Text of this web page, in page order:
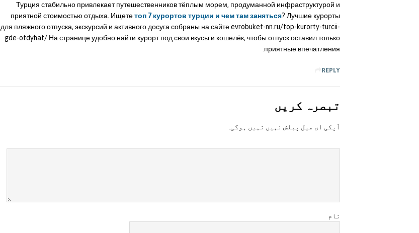
Турция стабильно привлекает путешественников тёплым морем, продуманной инфраструктурой и
приятной стоимостью отдыха. Ищететоп 7 курортов турции и чем там заняться? Лучшие курорты
для пляжного отпуска, экскурсий и активного досуга собраны на сайте evrobuket-nn.ru/top-kurorty-turcii-
gde-otdyhat/ На странице удобно найти курорт под свои вкусы и кошелёк, чтобы отпуск оставил только
приятные впечатления.
REPLY
تبصرہ کريں
آپکی ای ميل پبلش نہيں نہيں ہوگی.
نام